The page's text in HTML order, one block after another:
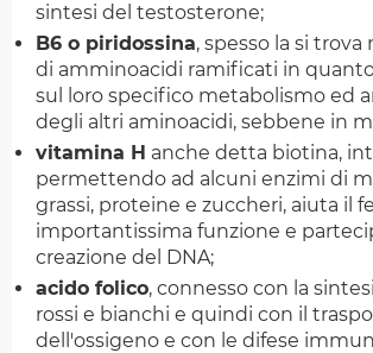
sintesi del testosterone;
B6 o piridossina, spesso la si
di amminoacidi ramificati in
sul loro specifico metabolismo ed
degli altri aminoacidi, sebbene in
vitamina H anche detta biotina,
permettendo ad alcuni enzimi di
grassi, proteine e zuccheri, aiuta il
importantissima funzione e
creazione del DNA;
acido folico, connesso con la
rossi e bianchi e quindi con il
dell'ossigeno e con le difese